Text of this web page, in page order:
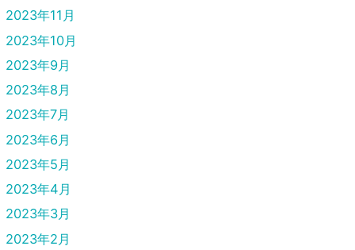
2023年11月
2023年10月
2023年9月
2023年8月
2023年7月
2023年6月
2023年5月
2023年4月
2023年3月
2023年2月